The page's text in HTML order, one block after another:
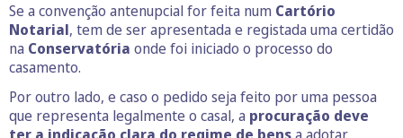
Se a convenção antenupcial for feita num Cartório
Notarial, tem de ser apresentada e registada uma certidão
na Conservatória onde foi iniciado o processo do
casamento.
Por outro lado, e caso o pedido seja feito por uma pessoa
que representa legalmente o casal, a procuração deve